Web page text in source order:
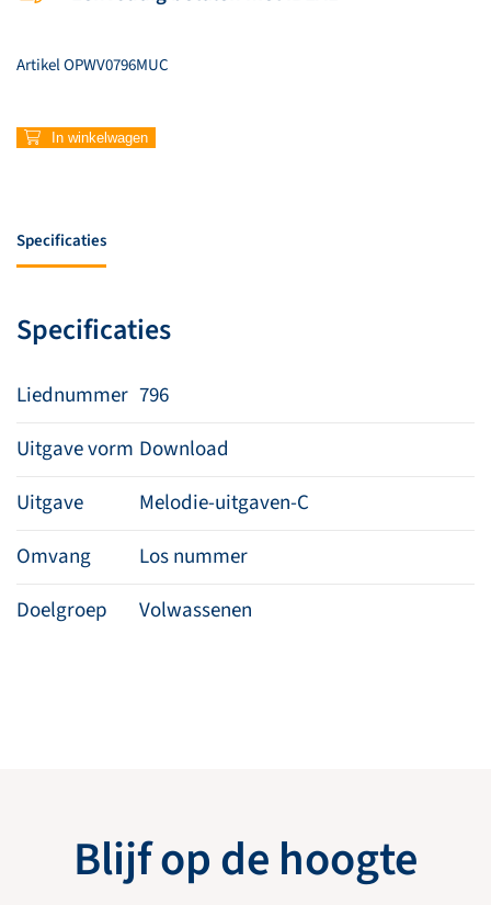
ArtikelOPWV0796MUC
796
het
In winkelwagen
Specificaties
Specificaties
Liednummer 796
Uitgave vorm Download
Uitgave
Melodie-uitgaven-C
Omvang
Los nummer
Doelgroep
Volwassenen
Blijf op de hoogte